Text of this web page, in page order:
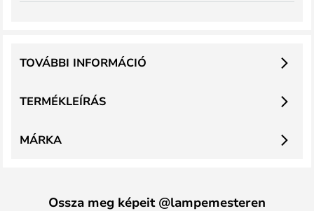
TERMÉKLEÍRÁS
TOVÁBBI INFORMÁCIÓ
MÁRKA
Ossza meg képeit @lampemesteren